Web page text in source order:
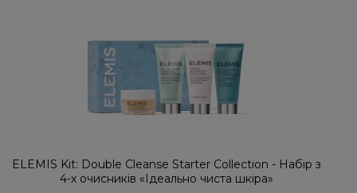
ELEMIS Kit: Double Cleanse Starter Collection - Набір з
4-х очисників «Ідеально чиста шкіра»